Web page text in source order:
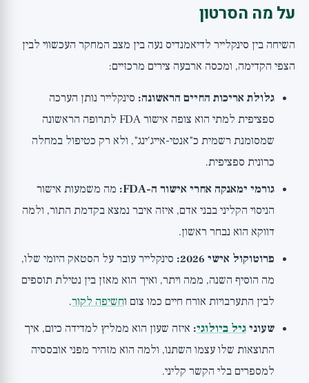
על מה הסרטון
השיחה בין סינקלייר לדיאמנדיס נעה בין מצב המחקר העכשווי לבין
הצפי הקדימה, ומכסה ארבעה צירים מרכזיים:
גלולת אריכות החיים הראשונה: סינקלייר נותן הערכה
ספציפית למתי הוא צופה אישור FDA לתרופה הראשונה
שמסומנת רשמית כ"אנטי-אייג'ינג", ולא רק כטיפול במחלה
כרונית ספציפית.
גורמי ימאנקה אחרי אישור ה-FDA:
מה משמעות אישור
הניסוי הקליני בבני אדם, איזה איבר נמצא בקדמת התור, ולמה
דווקא הוא נבחר ראשון.
פרוטוקול אישי 2026:
סינקלייר עובר על הסטאק היומי שלו,
מה הוסיף השנה, ממה ויתר, ואיך הוא מאזן בין נטילת תוספים
לבין התערבויות אורח חיים כמו צום וחשיפה לקור.
שעוניגיל ביולוגי: איזה שעון הוא ממליץ למדידה כיום, איך
התוצאות שלו עצמו השתנו, ולמה הוא מזהיר מפני אובססיה
למספרים בלי הקשר קליני.